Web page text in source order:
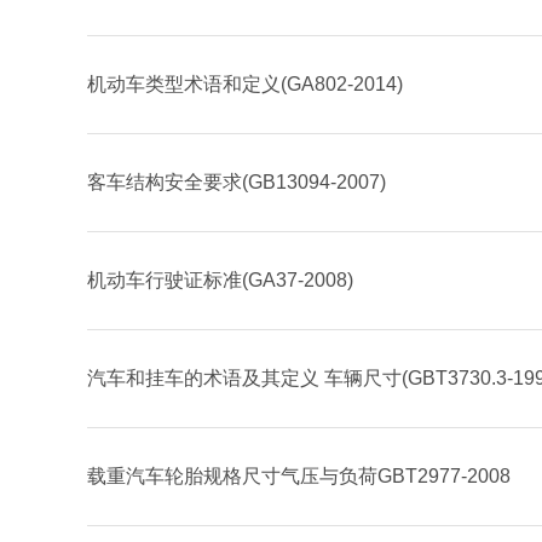
机动车类型术语和定义(GA802-2014)
客车结构安全要求(GB13094-2007)
机动车行驶证标准(GA37-2008)
汽车和挂车的术语及其定义 车辆尺寸(GBT3730.3-
载重汽车轮胎规格尺寸气压与负荷GBT2977-2008